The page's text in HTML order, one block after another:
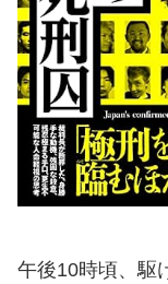
午後10時頃、駆